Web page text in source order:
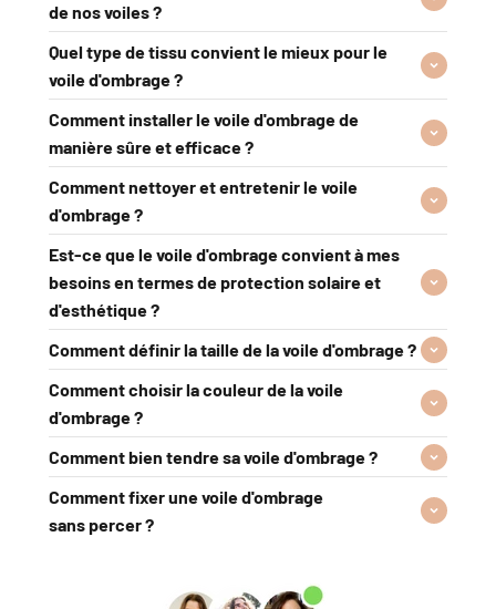
de nos voiles ?
Quel type de tissu convient le mieux pour le
voile d'ombrage ?
Comment installer le voile d'ombrage de
manière sûre et efficace ?
Comment nettoyer et entretenir le voile
d'ombrage ?
Est-ce que le voile d'ombrage convient à mes
besoins en termes de protection solaire et
d'esthétique ?
Comment définir la taille de la voile d'ombrage ?
Comment choisir la couleur de la voile
d'ombrage ?
Comment bien tendre sa voile d'ombrage ?
Comment fixer une voile d'ombrage
sans percer ?